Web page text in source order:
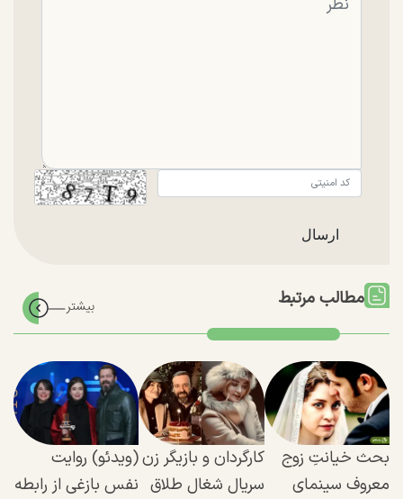
مطالب مرتبط
بحث خیانتِ زوج
معروف سینمای
کارگردان و بازیگر زن
سریال شغال طلاق
(ویدئو) روایت
نفس بازغی از رابطه